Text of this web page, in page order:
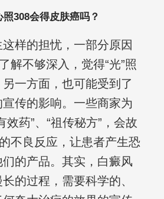
308会得皮肤癌吗？
样的担忧，一部分原因
解不够深入，觉得“光”照
一方面，也可能受到了
传的影响。一些商家为
效药”、“祖传秘方”，会故
不良反应，让患者产生恐
的产品。其实，白癜风
的过程，需要科学的、